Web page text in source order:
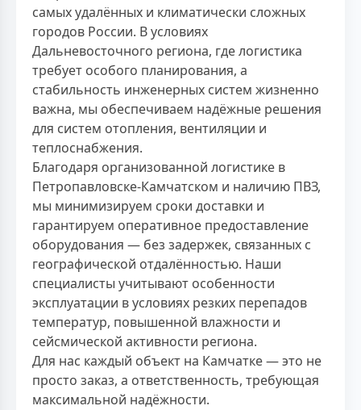
самых удалённых и климатически сложных
городов России. В условиях
Дальневосточного региона, где логистика
требует особого планирования, а
стабильность инженерных систем жизненно
важна, мы обеспечиваем надёжные решения
для систем отопления, вентиляции и
теплоснабжения.
Благодаря организованной логистике в
Петропавловске-Камчатском и наличию ПВЗ,
мы минимизируем сроки доставки и
гарантируем оперативное предоставление
оборудования — без задержек, связанных с
географической отдалённостью. Наши
специалисты учитывают особенности
эксплуатации в условиях резких перепадов
температур, повышенной влажности и
сейсмической активности региона.
Для нас каждый объект на Камчатке — это не
просто заказ, а ответственность, требующая
максимальной надёжности.